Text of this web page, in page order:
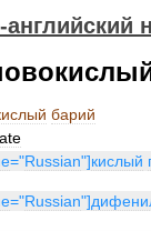
английский
барий
="Russian"]кислый
="Russian"]